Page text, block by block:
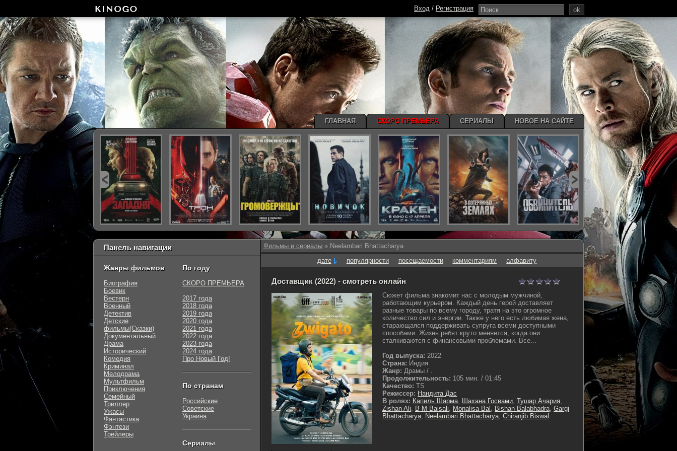
Фильмы и сериалы » Neelambari Bhattacharya
дате
популярности посещаемости комментариям алфавиту
Доставщик (2022) - смотреть онлайн
Сюжет фильма знакомит нас с молодым мужчиной,
работающим курьером. Каждый день герой доставляет
разные товары по всему городу, тратя на это огромное
количество сил и энергии. Также у него есть любимая жена,
старающаяся поддерживать супруга всеми доступными
способами. Жизнь ребят круто меняется, когда они
сталкиваются с финансовыми проблемами. Все...
Год выпуска: 2022
Страна: Индия
Жанр: Драмы / .
Продолжительность: 105 мин. / 01:45
Качество: TS
Режиссер: Нандита Дас
В ролях: Капиль Шарма, Шахана Госвами, Тушар Ачария,
Zishan Ali, B M Baisali, Monalisa Bal , Bishan Balabhadra, Gargi
Bhattacharya, Neelambari Bhattacharya, Chiranjib Biswal
Панель навигации
Жанры фильмов
Биография
Боевик
Вестерн
Военный
Детектив
Детские
фильмы(Сказки)
Документальный
Драма
Исторический
Комедия
Криминал
Мелодрама
Мультфильм
Приключения
Семейный
Триллер
Ужасы
Фантастика
Фэнтези
Трейлеры
По году
СКОРО ПРЕМЬЕРА
2017 года
2018 года
2019 года
2020 года
2021 года
2022 года
2023 года
2024 года
Про Новый Год!
По странам
Российские
Советские
Украина
Сериалы
ok
Вход / Регистрация
ГЛАВНАЯ СКОРО ПРЕМЬЕРА СЕРИАЛЫ НОВОЕ НА САЙТЕ